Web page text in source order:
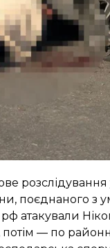
поєднаного з
рф атакували
потім — по